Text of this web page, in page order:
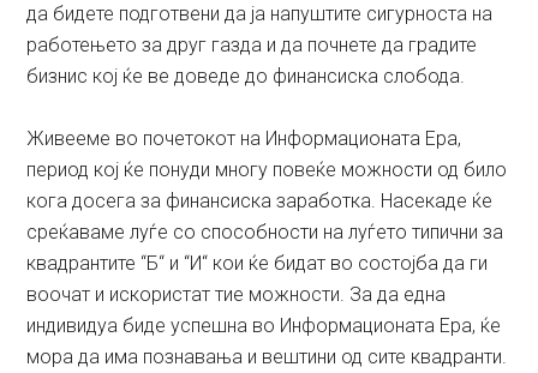
да бидете подготвени да ја напуштите сигурноста на
работењето за друг газда и да почнете да градите
бизнис кој ќе ве доведе до финансиска слобода.
Живееме во почетокот на Информационата Ера,
период кој ќе понуди многу повеќе можности од било
кога досега за финансиска заработка. Насекаде ќе
среќаваме луѓе со способности на луѓето типични за
квадрантите “Б“ и “И“ кои ќе бидат во состојба да ги
воочат и искористат тие можности. За да една
индивидуа биде успешна во Информационата Ера, ќе
мора да има познавања и вештини од сите квадранти.